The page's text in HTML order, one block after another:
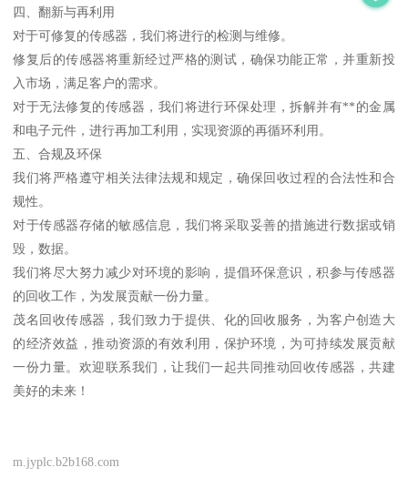
四、翻新与再利用
对于可修复的传感器，我们将进行的检测与维修。
修复后的传感器将重新经过严格的测试，确保功能正常，并重新投
入市场，满足客户的需求。
对于无法修复的传感器，我们将进行环保处理，拆解并有**的金属
和电子元件，进行再加工利用，实现资源的再循环利用。
五、合规及环保
我们将严格遵守相关法律法规和规定，确保回收过程的合法性和合
规性。
对于传感器存储的敏感信息，我们将采取妥善的措施进行数据或销
毁，数据。
我们将尽大努力减少对环境的影响，提倡环保意识，积参与传感器
的回收工作，为发展贡献一份力量。
茂名回收传感器，我们致力于提供、化的回收服务，为客户创造大
的经济效益，推动资源的有效利用，保护环境，为可持续发展贡献
一份力量。欢迎联系我们，让我们一起共同推动回收传感器，共建
美好的未来！
m.jyplc.b2b168.com